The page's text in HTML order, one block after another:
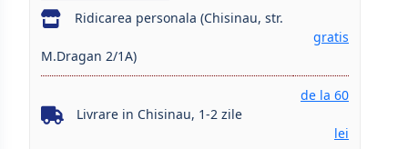
Ridicarea personala (Chisinau, str.
M.Dragan 2/1A)
gratis
Livrare in Chisinau, 1-2 zile
de la 60
lei